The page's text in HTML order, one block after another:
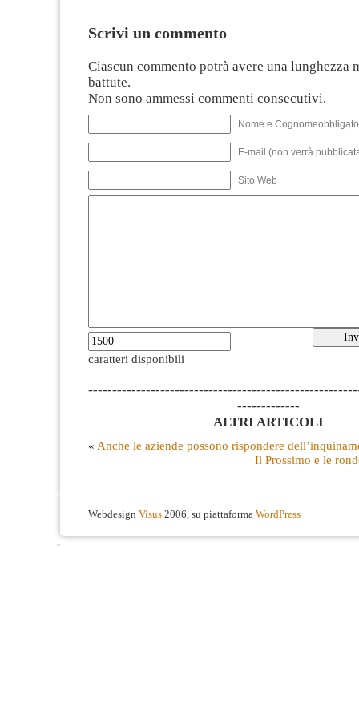
Scrivi un commento
Ciascun commento potrà avere una lunghezza
battute.
Non sono ammessi commenti consecutivi.
Nome e
E-mail (non verrà
Sito Web
caratteri disponibili
-------------
ALTRI ARTICOLI
« Anche le aziende possono rispondere
Il Prossimo e le
Webdesign Visus 2006, su piattaforma WordPress